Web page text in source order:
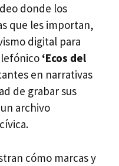
donde los
que les importan,
digital para
‘Ecos del
en narrativas
de grabar sus
archivo
cómo marcas y